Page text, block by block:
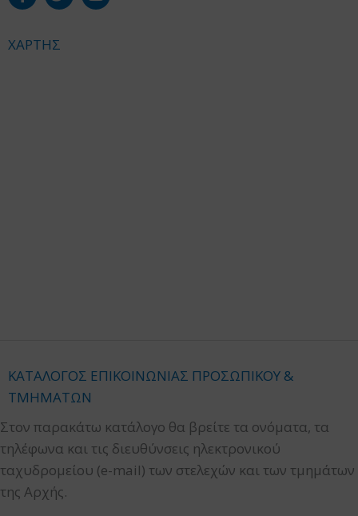
ΧΑΡΤΗΣ
ΚΑΤΑΛΟΓΟΣ ΕΠΙΚΟΙΝΩΝΙΑΣ ΠΡΟΣΩΠΙΚΟΥ &
ΤΜΗΜΑΤΩΝ
Στον παρακάτω κατάλογο θα βρείτε τα ονόματα, τα
τηλέφωνα και τις διευθύνσεις ηλεκτρονικού
ταχυδρομείου (e-mail) των στελεχών και των τμημάτων
της Αρχής.